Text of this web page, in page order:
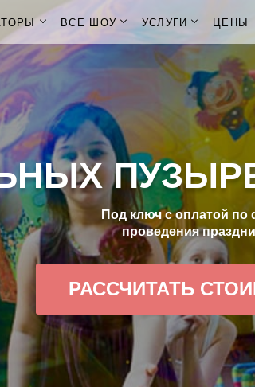
ВСЕ ШОУ УСЛУГИ ЦЕНЫ
Под ключ с оплатой по
проведения
РАССЧИТАТЬ